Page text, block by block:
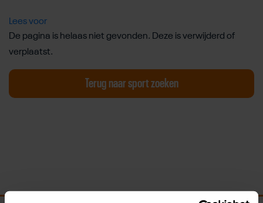
Lees voor
De pagina is helaas niet gevonden. Deze is verwijderd of
verplaatst.
Terug naar sport zoeken